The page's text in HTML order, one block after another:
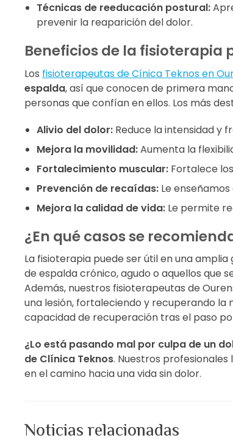
Técnicas de reeducación postural:
prevenir la reaparición del dolor.
Beneficios de la fisioterapia
Los fisioterapeutas de Cínica Teknos en
espalda, así que conocen de primera
personas que confían en ellos. Los más
Alivio del dolor: Reduce la intensidad y
Mejora la movilidad:Aumenta la
Fortalecimiento muscular: Fortalece
Prevención de recaídas: Le
Mejora la calidad de vida: Le permite
¿En qué casos se
La fisioterapia puede ser útil en una
de espalda crónico, agudo o aquellos que
Además, nuestros fisioterapeutas de
una lesión, fortaleciendo y recuperando
capacidad de recuperación tras el paso
¿Lo está pasando mal por culpa de un
de Clínica Teknos. Nuestros
en el camino hacia una vida sin dolor.
Noticias relacionadas